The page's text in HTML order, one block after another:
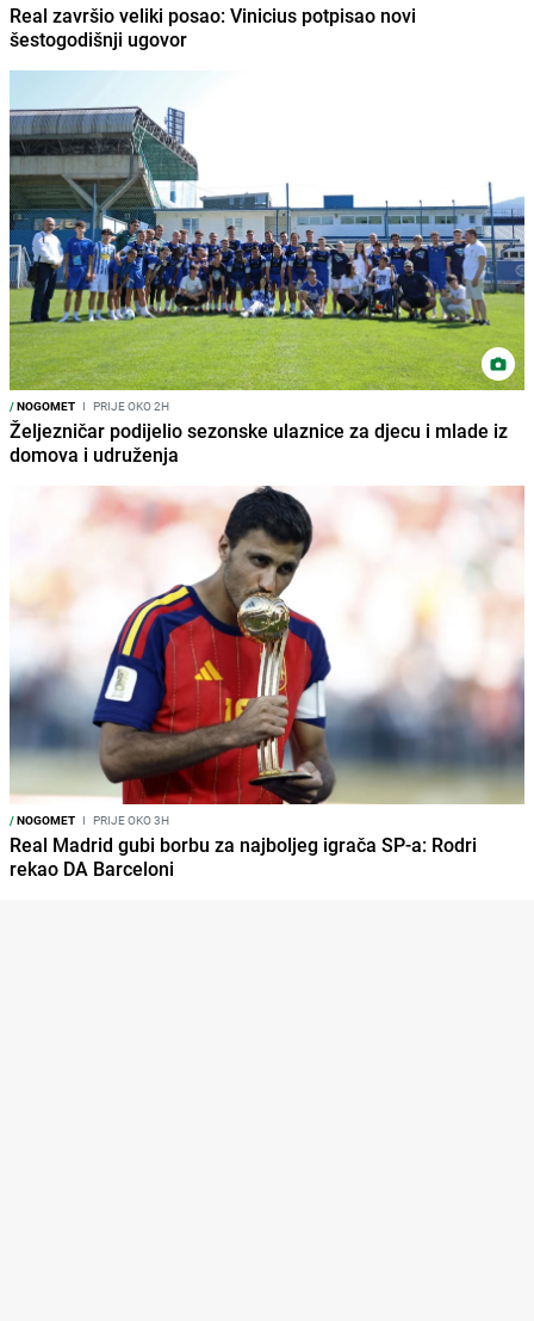
Real završio veliki posao: Vinicius potpisao novi
šestogodišnji ugovor
/NOGOMET I PRIJE OKO 2H
Željezničar podijelio sezonske ulaznice za djecu i mlade iz
domova i udruženja
/NOGOMET I PRIJE OKO 3H
Real Madrid gubi borbu za najboljeg igrača SP-a: Rodri
rekao DA Barceloni